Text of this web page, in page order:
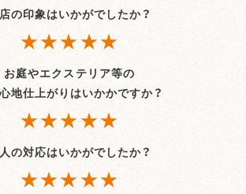
の印象はいかがでしたか？
★★★★★
お庭やエクステリア等の
地仕上がりはいかかですか？
★★★★★
の対応はいかがでしたか？
★★★★★